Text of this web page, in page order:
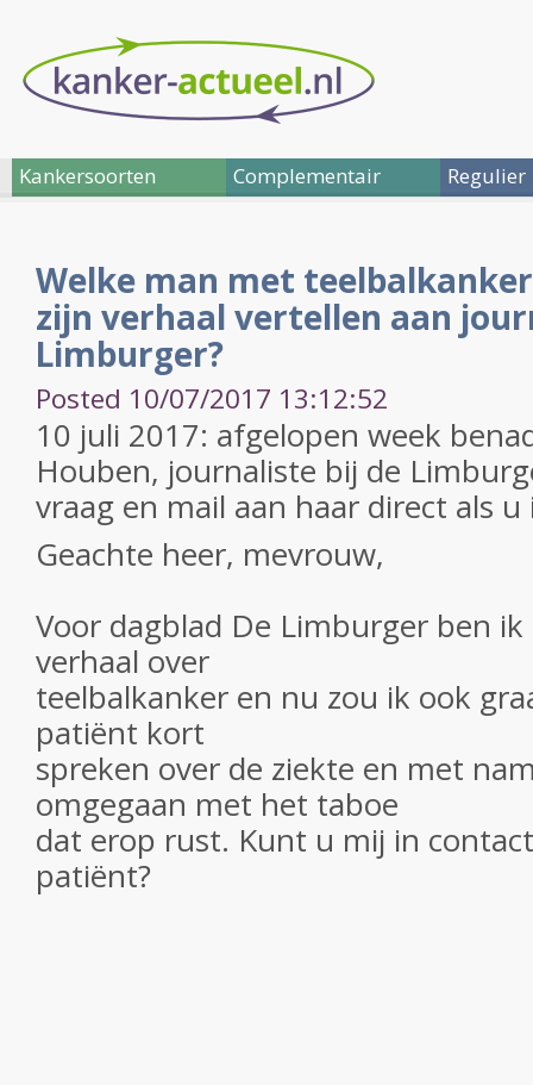
Kankersoorten Complementair Regulier
Welke man met
zijn verhaal vertellen aan
Limburger?
Posted 10/07/2017 13:12:52
10 juli 2017: afgelopen week
Houben, journaliste bij de
vraag en mail aan haar direct als
Geachte heer, mevrouw,
Voor dagblad De Limburger ben
verhaal over
teelbalkanker en nu zou ik ook
patiënt kort
spreken over de ziekte en met
omgegaan met het taboe
dat erop rust. Kunt u mij in
patiënt?